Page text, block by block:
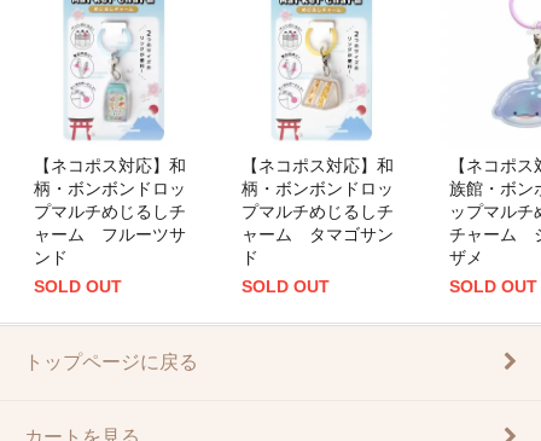
【ネコポス対応】和
柄・ボンボンドロッ
プマルチめじるしチ
ャーム フルーツサ
ンド
SOLD OUT
【ネコポス対応】和
柄・ボンボンドロッ
プマルチめじるしチ
ャーム タマゴサン
ド
SOLD OUT
【ネコポ
族館・ボン
ップマルチ
チャーム
ザメ
SOLD OUT
トップページに戻る